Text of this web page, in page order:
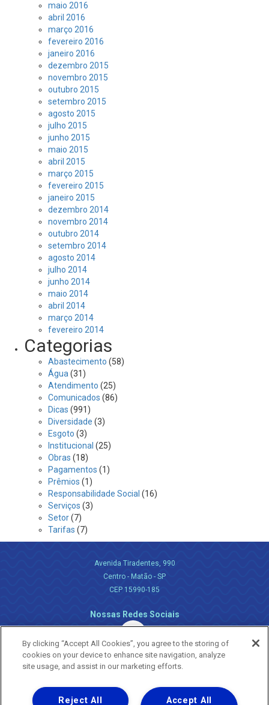
maio 2016
abril 2016
março 2016
fevereiro 2016
janeiro 2016
dezembro 2015
novembro 2015
outubro 2015
setembro 2015
agosto 2015
julho 2015
junho 2015
maio 2015
abril 2015
março 2015
fevereiro 2015
janeiro 2015
dezembro 2014
novembro 2014
outubro 2014
setembro 2014
agosto 2014
julho 2014
junho 2014
maio 2014
abril 2014
março 2014
fevereiro 2014
Categorias
Abastecimento (58)
Água (31)
Atendimento (25)
Comunicados (86)
Dicas (991)
Diversidade (3)
Esgoto (3)
Institucional (25)
Obras (18)
Pagamentos (1)
Prêmios (1)
Responsabilidade Social (16)
Serviços (3)
Setor(7)
Tarifas (7)
Avenida Tiradentes, 990
Centro - Matão - SP
CEP 15990-185
Nossas Redes Sociais
By clicking “Accept All Cookies”, you agree to the storing of
cookies on your device to enhance site navigation, analyze
site usage, and assist in our marketing efforts.
Accept All
Reject All